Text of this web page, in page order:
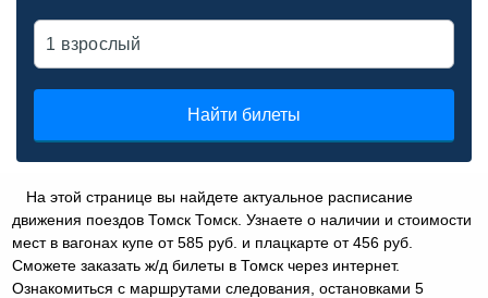
Найти билеты
На этой странице вы найдете актуальное расписание
движения поездов Томск Томск. Узнаете о наличии и стоимости
мест в вагонах купе от 585 руб. и плацкарте от 456 руб.
Сможете заказать ж/д билеты в Томск через интернет.
Ознакомиться с маршрутами следования, остановками 5